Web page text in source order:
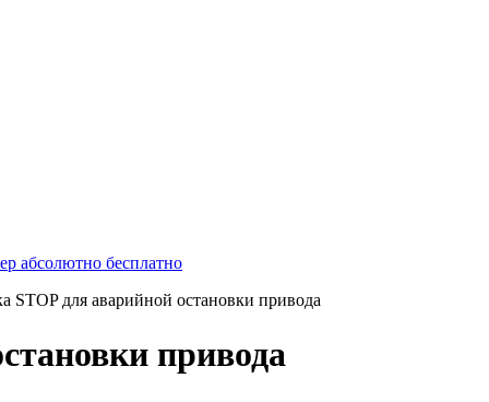
абсолютно бесплатно
STOP для аварийной остановки привода
привода